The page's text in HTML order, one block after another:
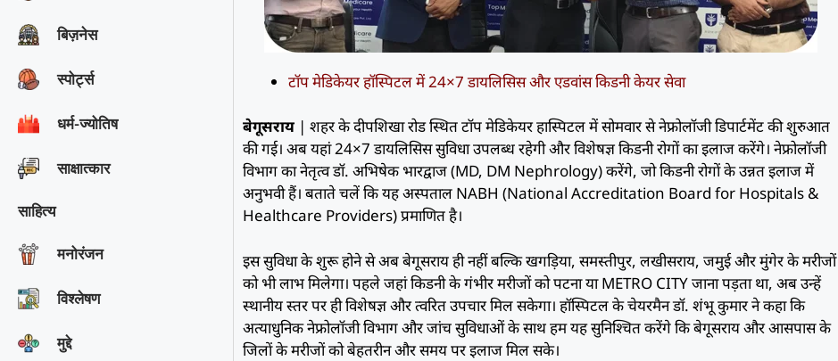
बिज़नेस
स्पोर्ट्स
धर्म-ज्योतिष
साक्षात्‍कार
साहित्य
मनोरंजन
विश्‍लेषण
मुद्दे
टॉप मेडिकेयर हॉस्पिटल में 24×7 डायलिसिस और एडवांस किडनी केयर सेवा
बेगूसराय | शहर के दीपशिखा रोड स्थित टॉप मेडिकेयर हास्पिटल में सोमवार से नेफ्रोलॉजी डिपार्टमेंट की शुरुआत
की गई। अब यहां 24×7 डायलिसिस सुविधा उपलब्ध रहेगी और विशेषज्ञ किडनी रोगों का इलाज करेंगे। नेफ्रोलॉजी
विभाग का नेतृत्व डॉ. अभिषेक भारद्वाज (MD, DM Nephrology) करेंगे, जो किडनी रोगों के उन्नत इलाज में
अनुभवी हैं। बताते चलें कि यह अस्पताल NABH (National Accreditation Board for Hospitals &
Healthcare Providers) प्रमाणित है।
इस सुविधा के शुरू होने से अब बेगूसराय ही नहीं बल्कि खगड़िया, समस्तीपुर, लखीसराय, जमुई और मुंगेर के मरीजों
को भी लाभ मिलेगा। पहले जहां किडनी के गंभीर मरीजों को पटना या METRO CITY जाना पड़ता था, अब उन्हें
स्थानीय स्तर पर ही विशेषज्ञ और त्वरित उपचार मिल सकेगा। हॉस्पिटल के चेयरमैन डॉ. शंभू कुमार ने कहा कि
अत्याधुनिक नेफ्रोलॉजी विभाग और जांच सुविधाओं के साथ हम यह सुनिश्चित करेंगे कि बेगूसराय और आसपास के
जिलों के मरीजों को बेहतरीन और समय पर इलाज मिल सके।